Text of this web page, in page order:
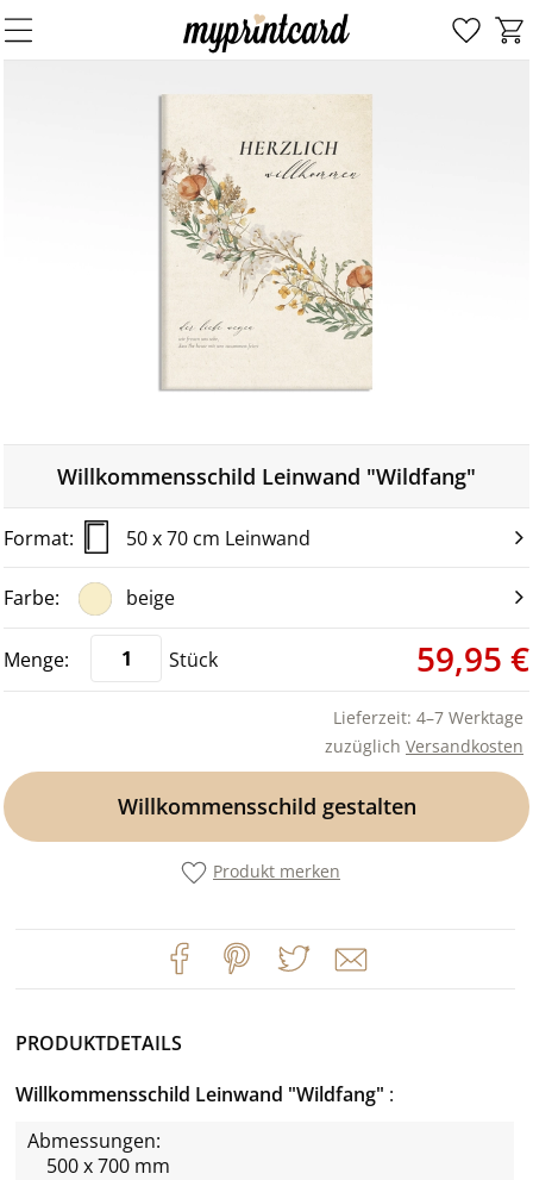
Willkommensschild Leinwand "Wildfang"
50 x 70 cm Leinwand
beige
Stück 59,95 €
Lieferzeit: 4–7 Werktage
zuzüglich Versandkosten
Willkommensschild gestalten
Produkt merken
PRODUKTDETAILS
Willkommensschild Leinwand "Wildfang"
Abmessungen:
500 x 700 mm